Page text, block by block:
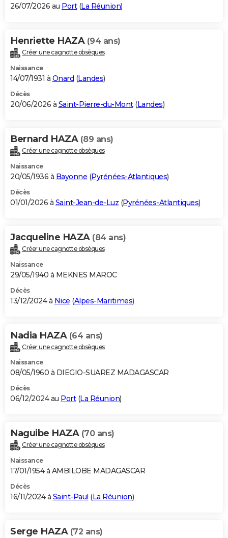
BONS PLANS
Carte de Noël
Carte Bonne année
Carte Saint-Valentin
Carte Pâques
Carte d'anniversaire
DICTIONNAIRE
Dictionnaire
Biographies
Citations
Expressions
Proverbes
PROGRAMME TV
S'inscrire
Se connecter
Lycées
Collèges
Primaires
Universités
Entreprises
Service militaire
Avis de recherche
AVIS DE DÉCÈS
Bricolage
Lifestyle
Culture
Sport
Auto
Television
Voyage
Cinema
26/07/2026 au Port(La Réunion)
Henriette HAZA (94 ans)
Créer une cagnotte obsèques
Naissance
14/07/1931 à Onard (Landes)
Décès
20/06/2026 à Saint-Pierre-du-Mont(Landes)
Bernard HAZA (89 ans)
Créer une cagnotte obsèques
Naissance
20/05/1936 à Bayonne (Pyrénées-Atlantiques)
Décès
01/01/2026 à Saint-Jean-de-Luz (Pyrénées-Atlantiques)
Jacqueline HAZA (84 ans)
Créer une cagnotte obsèques
Naissance
29/05/1940 à MEKNES MAROC
Décès
13/12/2024 à Nice (Alpes-Maritimes)
Nadia HAZA (64 ans)
Créer une cagnotte obsèques
Naissance
08/05/1960 à DIEGIO-SUAREZ MADAGASCAR
Décès
06/12/2024 au Port(La Réunion)
Naguibe HAZA (70 ans)
Créer une cagnotte obsèques
Naissance
17/01/1954 à AMBILOBE MADAGASCAR
Décès
16/11/2024 à Saint-Paul (La Réunion)
Serge HAZA (72 ans)